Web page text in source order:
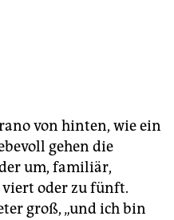
von hinten, wie ein
gehen die
um, familiär,
oder zu fünft.
groß, „und ich bin